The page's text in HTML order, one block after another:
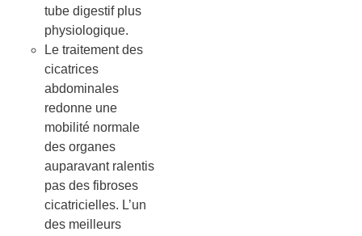
tube digestif plus
physiologique.
Le traitement des
cicatrices
abdominales
redonne une
mobilité normale
des organes
auparavant ralentis
pas des fibroses
cicatricielles. L’un
des meilleurs